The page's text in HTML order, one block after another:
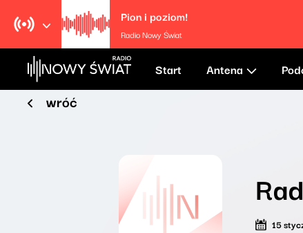
Pion i poziom!
Radio Nowy Świat
Start Antena
wróć
15